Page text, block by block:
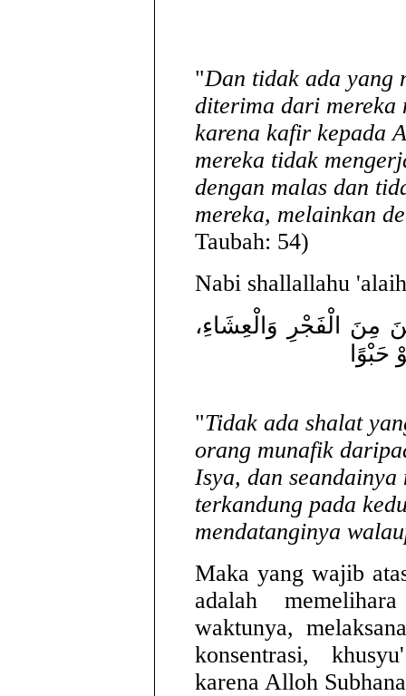
"Dan tidak ada yang
diterima dari mereka
karena kafir kepada
mereka tidak
dengan malas dan
mereka, melainkan
Taubah: 54)
Nabi shallallahu
مِنَ الْفَجْرِ وَالْعِشَاءِ،
حَبْوًا
"Tidak ada shalat
orang munafik
Isya, dan seandainya
terkandung pada
mendatanginya
Maka yang wajib
adalah
waktunya,
konsentrasi,
karena Alloh